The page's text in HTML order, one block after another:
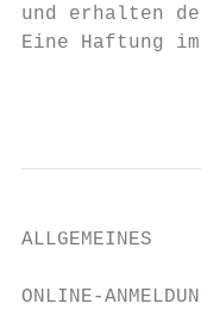
und erhalten
Eine Haftung
ALLGEMEINES
ONLINE-